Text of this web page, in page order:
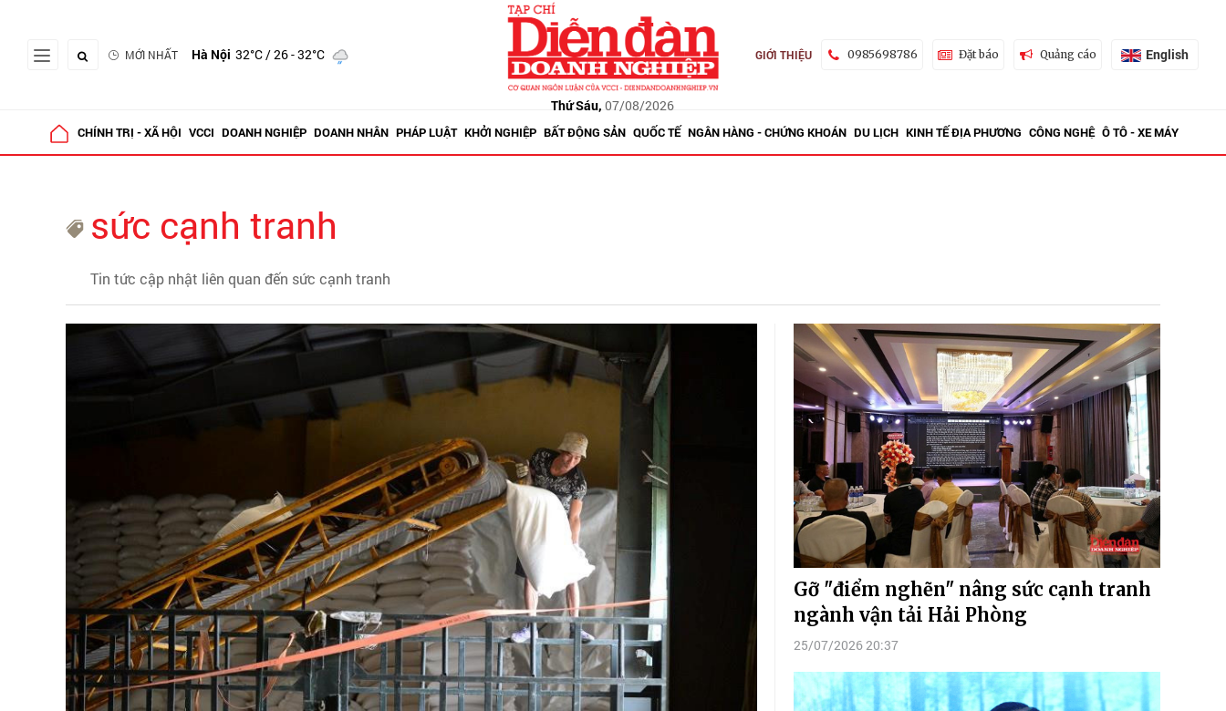
MỚI NHẤT Hà Nội 32°C/ 26 - 32°C
Thứ Sáu, 07/08/2026
GIỚI THIỆU 0985698786 Đặt báo Quảng cáo English
CHÍNH TRỊ - XÃ HỘI VCCI DOANH NGHIỆP DOANH NHÂN PHÁP LUẬT KHỞI NGHIỆP BẤT ĐỘNG SẢN QUỐC TẾ NGÂN HÀNG - CHỨNG KHOÁN DU LỊCH KINH TẾ ĐỊA PHƯƠNG CÔNG NGHỆ Ô TÔ - XE MÁY
sức cạnh tranh
Tin tức cập nhật liên quan đến sức cạnh tranh
Gỡ "điểm nghẽn" nâng sức cạnh tranh
ngành vận tải Hải Phòng
25/07/2026 20:37